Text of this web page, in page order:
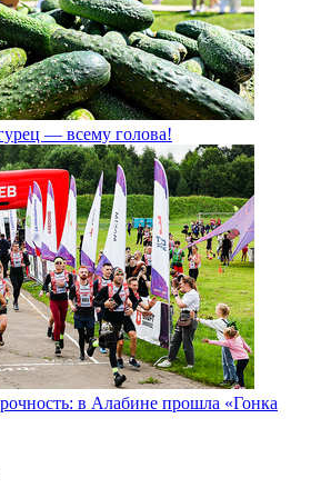
— всему голова!
в Алабине прошла «Гонка